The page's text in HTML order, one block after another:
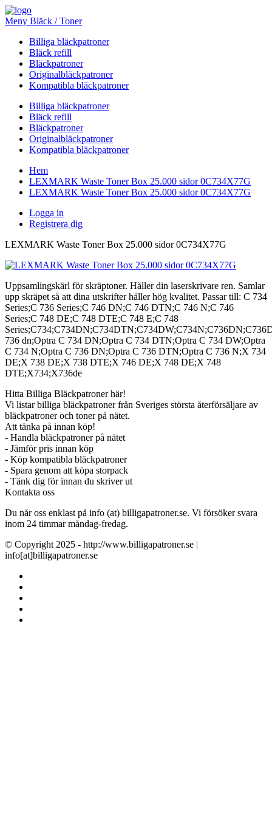
Meny Bläck / Toner
Billiga bläckpatroner
Bläck refill
Bläckpatroner
Originalbläckpatroner
Kompatibla bläckpatroner
Billiga bläckpatroner
Bläck refill
Bläckpatroner
Originalbläckpatroner
Kompatibla bläckpatroner
Hem
LEXMARK Waste Toner Box 25.000 sidor 0C734X77G
LEXMARK Waste Toner Box 25.000 sidor 0C734X77G
Logga in
Registrera dig
LEXMARK Waste Toner Box 25.000 sidor 0C734X77G
Uppsamlingskärl för skräptoner. Håller din laserskrivare ren. Samlar
upp skräpet så att dina utskrifter håller hög kvalitet. Passar till: C 734
Series;C 736 Series;C 746 DN;C 746 DTN;C 746 N;C 746
Series;C 748 DE;C 748 DTE;C 748 E;C 748
736 dn;Optra C 734 DN;Optra C 734 DTN;Optra C 734 DW;Optra
C 734 N;Optra C 736 DN;Optra C 736 DTN;Optra C 736 N;X 734
DE;X 738 DE;X 738 DTE;X 746 DE;X 748 DE;X 748
DTE;X734;X736de
Hitta Billiga Bläckpatroner här!
Vi listar billiga bläckpatroner från Sveriges största återförsäljare av
bläckpatroner och toner på nätet.
Att tänka på innan köp!
- Handla bläckpatroner på nätet
- Jämför pris innan köp
- Köp kompatibla bläckpatroner
- Spara genom att köpa storpack
- Tänk dig för innan du skriver ut
Kontakta oss
Du når oss enklast på info (at) billigapatroner.se. Vi försöker svara
inom 24 timmar måndag-fredag.
© Copyright 2025 - http://www.billigapatroner.se |
info[at]billigapatroner.se